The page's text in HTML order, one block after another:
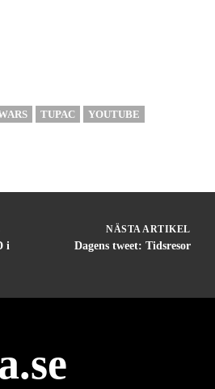
TUPAC YOUTUBE
i
NÄSTA ARTIKEL
Dagens tweet: Tidsresor